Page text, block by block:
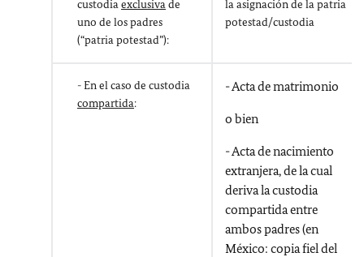
custodiaexclusivade
uno de los padres
(“patria potestad”):
la asignación de la patria
potestad/custodia
- En el caso de custodia
compartida:
- Acta de matrimonio
o bien
- Acta de nacimiento
extranjera, de la cual
deriva la custodia
compartida entre
ambos padres (en
México: copia fiel del